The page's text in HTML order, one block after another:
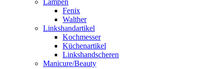
Lampen
Fenix
Walther
Linkshandartikel
Kochmesser
Küchenartikel
Linkshandscheren
Manicure/Beauty